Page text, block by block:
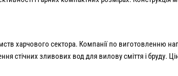
харчового сектора. Компанії по виготовленню
стічних зливових вод для вилову сміття і бруду.